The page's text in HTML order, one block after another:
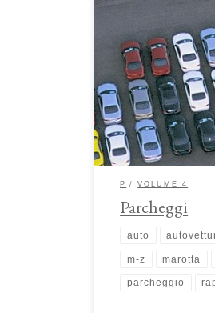
Parcheggi. La funzione
Delle Cave, Ilaria
parcheggi sono uno
sito tendenzialmente su
sosta si configurano
sull’infrastruttura fisica
sociale […]
P VOLUME 4
Parcheggi
auto
m-z marotta
parcheggio